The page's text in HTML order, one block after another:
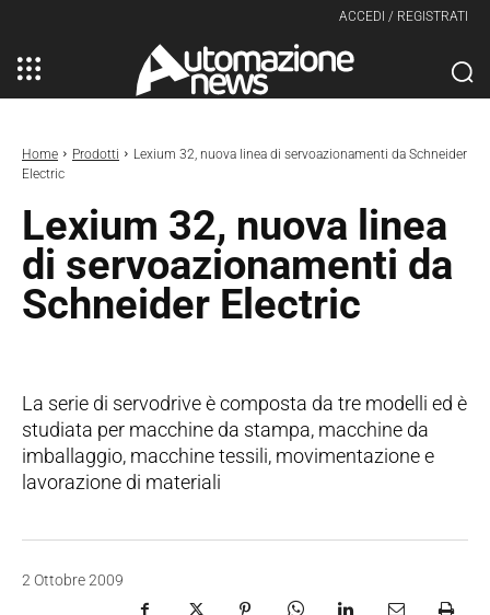
ACCEDI / REGISTRATI
Home Prodotti
Lexium 32, nuova linea di servoazionamenti da Schneider
Electric
Lexium 32, nuova linea
di servoazionamenti da
Schneider Electric
La serie di servodrive è composta da tre modelli ed è
studiata per macchine da stampa, macchine da
imballaggio, macchine tessili, movimentazione e
lavorazione di materiali
2 Ottobre 2009